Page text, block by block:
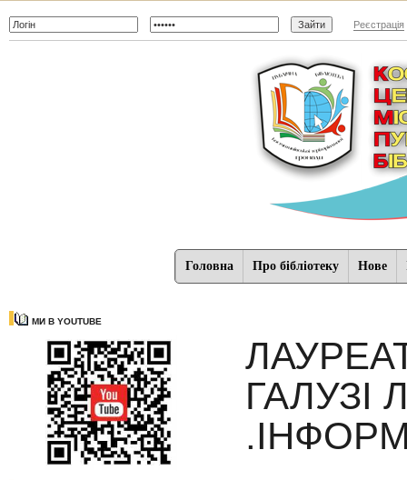
Реєстрація
Головна Про бібліотеку Нове
МИ В YOUTUBE
ГАЛУЗІ